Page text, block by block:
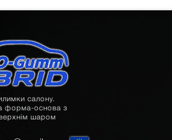
салону.
форма-основа з
шаром